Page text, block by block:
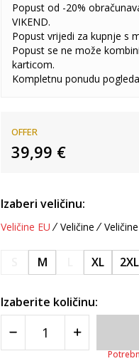
Popust od -20%
VIKEND.
Popust vrijedi za kupnje s
Popust se ne može
karticom.
Kompletnu ponudu
OFFER
39,99 €
Izaberi veličinu:
Veličine EU Veličine
M XL 2XL
Izaberite količinu: